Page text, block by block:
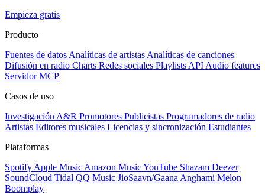
Empieza gratis
Producto
Fuentes de datos Analíticas de artistas Analíticas de canciones
Difusión en radio Charts Redes sociales Playlists API Audio features
Servidor MCP
Casos de uso
Investigación A&R Promotores Publicistas Programadores de radio
Artistas Editores musicales Licencias y sincronización Estudiantes
Plataformas
Spotify Apple Music Amazon MusicYouTube Shazam Deezer
SoundCloud Tidal QQ Music JioSaavn/Gaana Anghami Melon
Boomplay